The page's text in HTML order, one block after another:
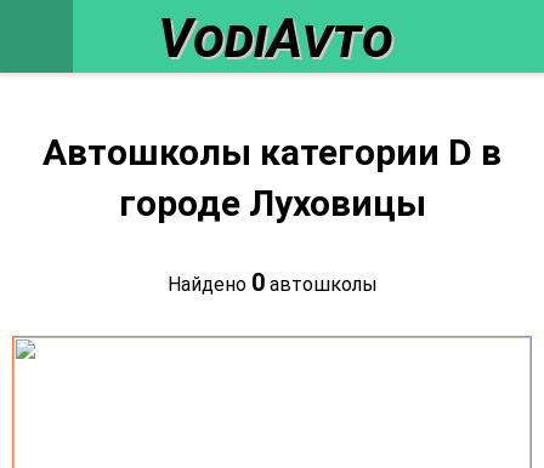
VodiAvto
Автошколы категории D в
городе Луховицы
Найдено 0автошколы